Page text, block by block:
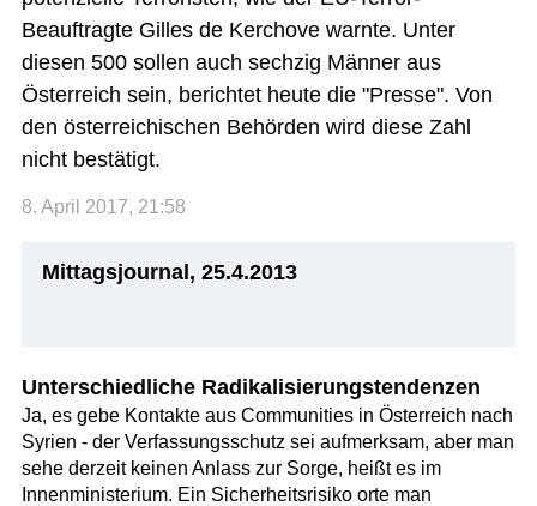
Beauftragte Gilles de Kerchove warnte. Unter
diesen 500 sollen auch sechzig Männer aus
Österreich sein, berichtet heute die "Presse". Von
den österreichischen Behörden wird diese Zahl
nicht bestätigt.
8. April 2017, 21:58
Mittagsjournal, 25.4.2013
Unterschiedliche Radikalisierungstendenzen
Ja, es gebe Kontakte aus Communities in Österreich nach
Syrien - der Verfassungsschutz sei aufmerksam, aber man
sehe derzeit keinen Anlass zur Sorge, heißt es im
Innenministerium. Ein Sicherheitsrisiko orte man